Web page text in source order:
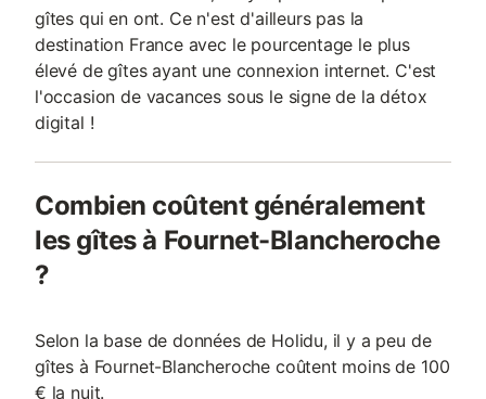
gîtes qui en ont. Ce n'est d'ailleurs pas la
destination France avec le pourcentage le plus
élevé de gîtes ayant une connexion internet. C'est
l'occasion de vacances sous le signe de la détox
digital !
Combien coûtent généralement
les gîtes à Fournet-Blancheroche
?
Selon la base de données de Holidu, il y a peu de
gîtes à Fournet-Blancheroche coûtent moins de 100
€ la nuit.